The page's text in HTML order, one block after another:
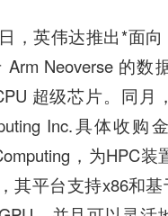
，英伟达推出*面向
Neoverse 的数
超级芯片。同月
Inc.具体收购
，为HPC装
其平台支持x86和基